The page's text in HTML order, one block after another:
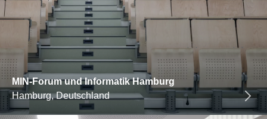
MIN-Forum und Informatik Hamburg
Hamburg, Deutschland